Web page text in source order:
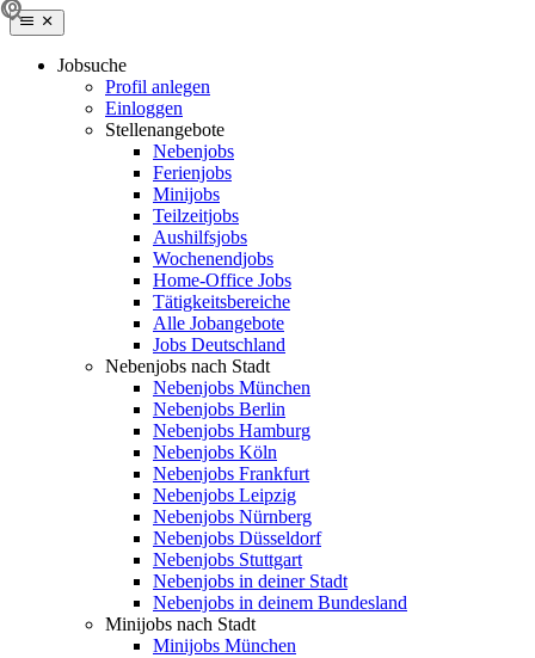
Jobsuche
Profil anlegen
Einloggen
Stellenangebote
Nebenjobs
Ferienjobs
Minijobs
Teilzeitjobs
Aushilfsjobs
Wochenendjobs
Home-Office Jobs
Tätigkeitsbereiche
Alle Jobangebote
Jobs Deutschland
Nebenjobs nach Stadt
Nebenjobs München
Nebenjobs Berlin
Nebenjobs Hamburg
Nebenjobs Köln
Nebenjobs Frankfurt
Nebenjobs Leipzig
Nebenjobs Nürnberg
Nebenjobs Düsseldorf
Nebenjobs Stuttgart
Nebenjobs in deiner Stadt
Nebenjobs in deinem Bundesland
Minijobs nach Stadt
Minijobs München